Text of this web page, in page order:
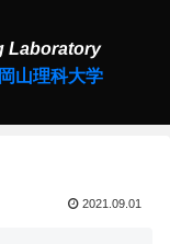
2021.09.01